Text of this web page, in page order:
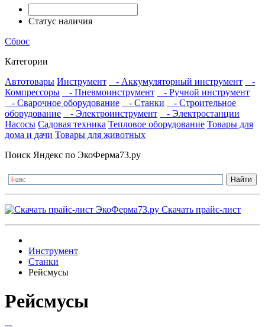
Статус наличия
Сброс
Категории
Автотовары Инструмент - Аккумуляторный инструмент
-
Компрессоры
- Пневмоинструмент
- Ручной инструмент
- Сварочное оборудование
- Станки
- Строительное
оборудование
- Электроинструмент
- Электростанции
Насосы Садовая техника Тепловое оборудование Товары для
дома и дачи Товары для животных
Поиск Яндекс по ЭкоФерма73.ру
Скачать прайс-лист
Инструмент
Станки
Рейсмусы
Рейсмусы